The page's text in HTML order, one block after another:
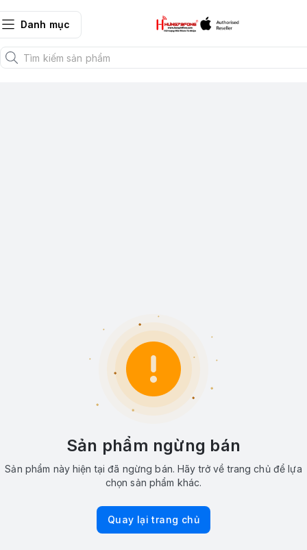
Danh mục
Sản phẩm ngừng bán
Sản phẩm này hiện tại đã ngừng bán. Hãy trở về trang chủ để lựa
chọn sản phẩm khác.
Quay lại trang chủ